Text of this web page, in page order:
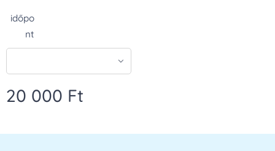
időpo
nt
20 000 Ft